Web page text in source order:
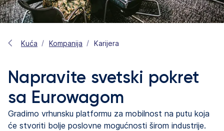
Kuća Kompanija Karijera
Napravite svetski pokret
sa Eurowagom
Gradimo vrhunsku platformu za mobilnost na putu koja
će stvoriti bolje poslovne mogućnosti širom industrije.